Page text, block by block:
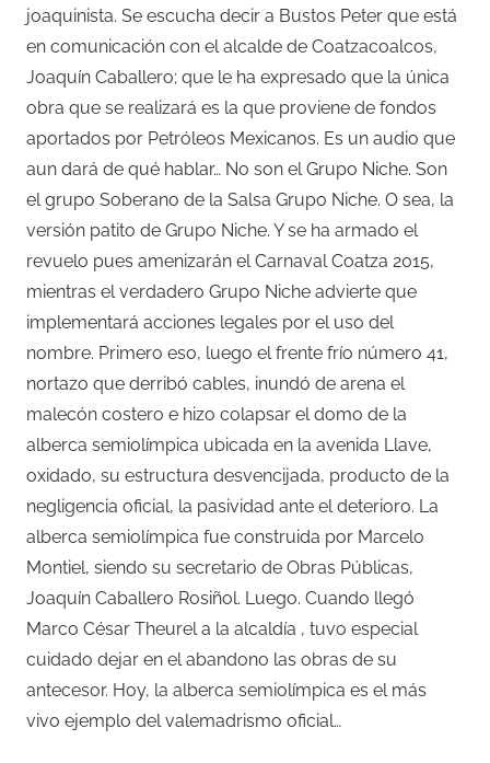
joaquinista. Se escucha decir a Bustos Peter que está
en comunicación con el alcalde de Coatzacoalcos,
Joaquín Caballero; que le ha expresado que la única
obra que se realizará es la que proviene de fondos
aportados por Petróleos Mexicanos. Es un audio que
aun dará de qué hablar… No son el Grupo Niche. Son
el grupo Soberano de la Salsa Grupo Niche. O sea, la
versión patito de Grupo Niche. Y se ha armado el
revuelo pues amenizarán el Carnaval Coatza 2015,
mientras el verdadero Grupo Niche advierte que
implementará acciones legales por el uso del
nombre. Primero eso, luego el frente frío número 41,
nortazo que derribó cables, inundó de arena el
malecón costero e hizo colapsar el domo de la
alberca semiolímpica ubicada en la avenida Llave,
oxidado, su estructura desvencijada, producto de la
negligencia oficial, la pasividad ante el deterioro. La
alberca semiolímpica fue construida por Marcelo
Montiel, siendo su secretario de Obras Públicas,
Joaquín Caballero Rosiñol. Luego. Cuando llegó
Marco César Theurel a la alcaldía , tuvo especial
cuidado dejar en el abandono las obras de su
antecesor. Hoy, la alberca semiolímpica es el más
vivo ejemplo del valemadrismo oficial…